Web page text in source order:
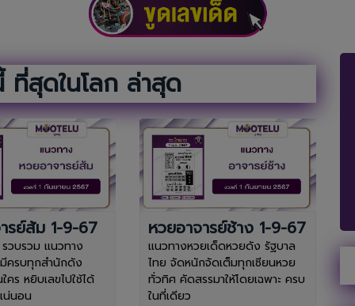
ที่สุดในโลก ล่าสุด
รย์ส้ม 1-9-67
วบรวม แนวทาง
ครบทุกสำนักดัง
คร หยิบเลขไปใช้ได้
นอน
หวยอาจารย์ช้าง 1-9-67
แนวทางหวยเด็ดหวยดัง รัฐบาล
ไทย จัดหนักจัดเต็มทุกเซียนหวย
ทั่วทิศ คัดสรรมาให้โดยเฉพาะ ครบ
ในที่เดียว